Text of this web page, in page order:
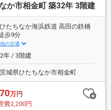
か市相金町 築32年 3階建
ひたちなか海浜鉄道 高田の鉄橋
歩9分
の交通
年 / 3階建
茨城県ひたちなか市相金町
万円
費2,200円